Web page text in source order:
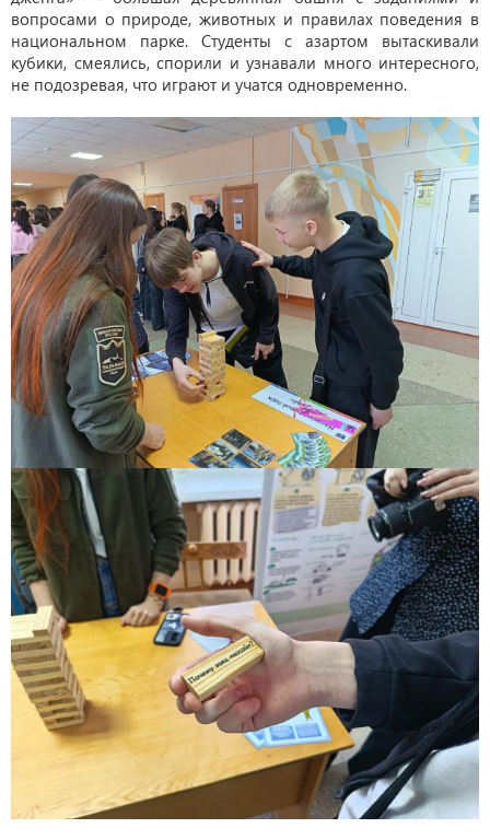
вопросами о природе, животных и правилах поведения в
национальном парке. Студенты с азартом вытаскивали
кубики, смеялись, спорили и узнавали много интересного,
не подозревая, что играют и учатся одновременно.